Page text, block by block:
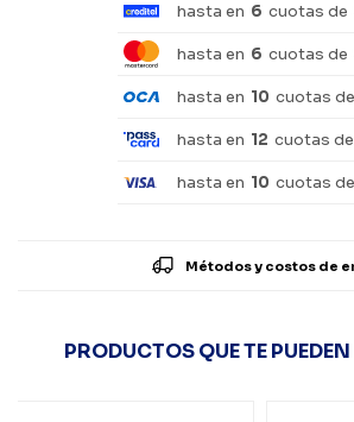
hasta en 6 cuotas de
hasta en 6 cuotas de
hasta en 10 cuotas de
hasta en 12 cuotas de
hasta en 10 cuotas de
Métodos y costos de
PRODUCTOS QUE TE